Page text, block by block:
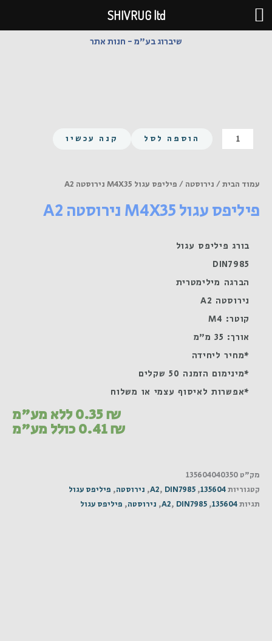
דילוג
לתוכן
שיברוג בע"מ - חנות אתר
כמות
של
נירוסטה
הוספה לסל קנה עכשיו
עמוד הבית/ נירוסטה / פיליפס עגול M4X35 נירוסטה A2
פיליפס עגול M4X35 נירוסטה A2
בורג פיליפס עגול
DIN7985
הברגה מילימטרית
נירוסטה A2
קוטר: M4
אורך: 35 מ"מ
*מחיר ליחידה
*מינימום הזמנה 50 שקלים
*אפשרות לאיסוף עצמי או משלוח
0.35₪ ללא מע"מ
0.41₪ כולל מע"מ
מק"ט 135604040350
קטגוריות135604
,
A2, DIN7985
, נירוסטה, פיליפס עגול
תגיות135604
,
A2, DIN7985
, נירוסטה, פיליפס עגול
SHIVRUG ltd